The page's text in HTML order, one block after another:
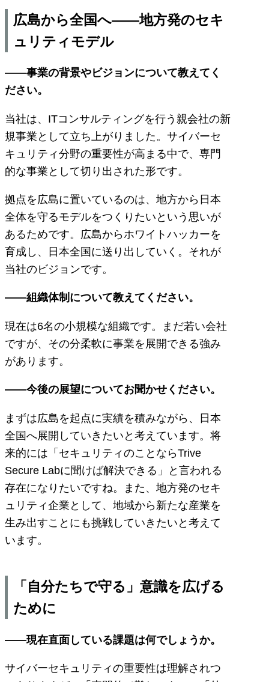
広島から全国へ――地方発のセキ
ュリティモデル
――事業の背景やビジョンについて教えてく
ださい。
当社は、ITコンサルティングを行う親会社の新
規事業として立ち上がりました。サイバーセ
キュリティ分野の重要性が高まる中で、専門
的な事業として切り出された形です。
拠点を広島に置いているのは、地方から日本
全体を守るモデルをつくりたいという思いが
あるためです。広島からホワイトハッカーを
育成し、日本全国に送り出していく。それが
当社のビジョンです。
――組織体制について教えてください。
現在は6名の小規模な組織です。まだ若い会社
ですが、その分柔軟に事業を展開できる強み
があります。
――今後の展望についてお聞かせください。
まずは広島を起点に実績を積みながら、日本
全国へ展開していきたいと考えています。将
来的には「セキュリティのことならTrive
Secure Labに聞けば解決できる」と言われる
存在になりたいですね。また、地方発のセキ
ュリティ企業として、地域から新たな産業を
生み出すことにも挑戦していきたいと考えて
います。
「自分たちで守る」意識を広げる
ために
――現在直面している課題は何でしょうか。
サイバーセキュリティの重要性は理解されつ